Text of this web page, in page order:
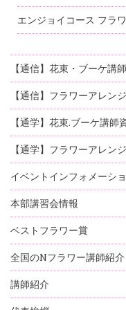
エンジョイコース フラ
【通信】花束・ブーケ講
【通信】フラワーアレン
【通学】花束.ブーケ講師
【通学】フラワーアレン
イベントインフォメーシ
本部講習会情報
ベストフラワー賞
全国のNフラワー講師紹介
講師紹介